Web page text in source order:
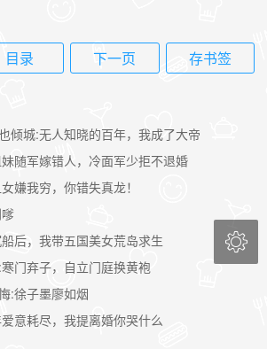
目录 下一页 存书签
倾城:无人知晓的百年，我成了大帝
随军嫁错人，冷面军少拒不退婚
嫌我穷，你错失真龙！
后，我带五国美女荒岛求生
门弃子，自立门庭换黄袍
:徐子墨廖如烟
意耗尽，我提离婚你哭什么
